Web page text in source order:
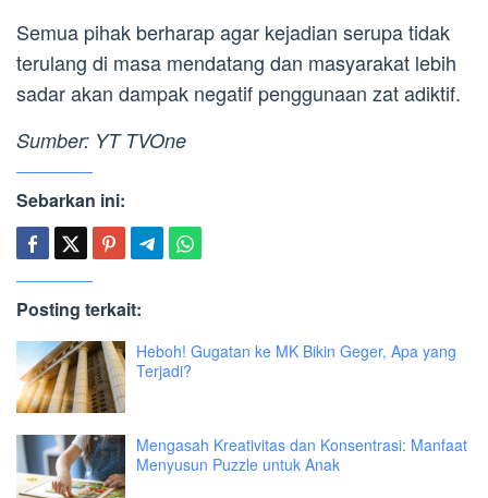
Semua pihak berharap agar kejadian serupa tidak
terulang di masa mendatang dan masyarakat lebih
sadar akan dampak negatif penggunaan zat adiktif.
Sumber: YT TVOne
Sebarkan ini:
Posting terkait:
Heboh! Gugatan ke MK Bikin Geger, Apa yang
Terjadi?
Mengasah Kreativitas dan Konsentrasi: Manfaat
Menyusun Puzzle untuk Anak